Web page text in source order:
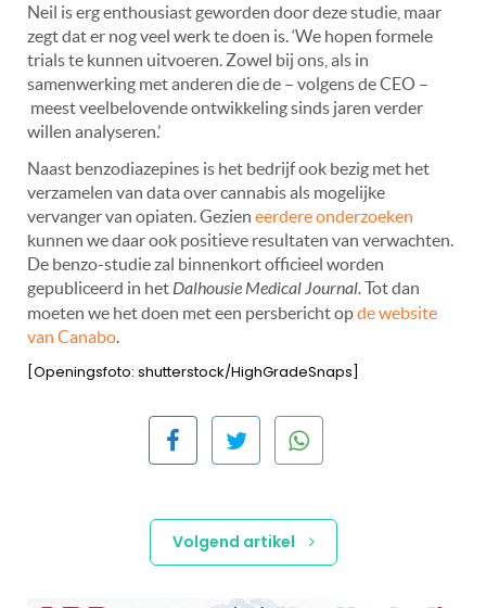
Neil is erg enthousiast geworden door deze studie, maar
zegt dat er nog veel werk te doen is. ‘We hopen formele
trials te kunnen uitvoeren. Zowel bij ons, als in
samenwerking met anderen die de – volgens de CEO –
meest veelbelovende ontwikkeling sinds jaren verder
willen analyseren.’
Naast benzodiazepines is het bedrijf ook bezig met het
verzamelen van data over cannabis als mogelijke
vervanger van opiaten. Gezien eerdere onderzoeken
kunnen we daar ook positieve resultaten van verwachten.
De benzo-studie zal binnenkort officieel worden
gepubliceerd in het Dalhousie Medical Journal.Tot dan
moeten we het doen met een persbericht opde website
van Canabo
[Openingsfoto: shutterstock/HighGradeSnaps]
Volgend artikel